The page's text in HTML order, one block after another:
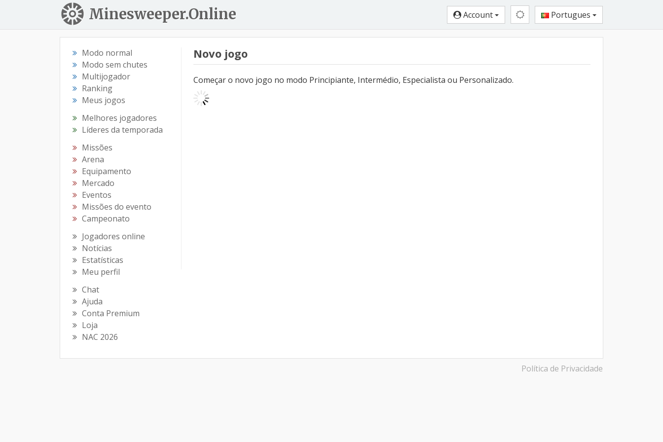
Minesweeper.Online Account Portugues
Modo normal
Modo sem chutes
Multijogador
Ranking
Meus jogos
Melhores jogadores
Líderes da temporada
Missões
Arena
Equipamento
Mercado
Eventos
Missões do evento
Campeonato
Jogadores online
Notícias
Estatísticas
Meu perfil
Chat
Ajuda
Conta Premium
Loja
NAC 2026
Novo jogo
Começar o novo jogo no modo Principiante, Intermédio, Especialista ou Personalizado.
Política de Privacidade